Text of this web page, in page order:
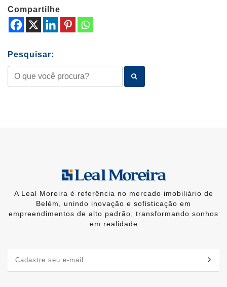
Compartilhe
Pesquisar:
A Leal Moreira é referência no mercado imobiliário de
Belém, unindo inovação e sofisticação em
empreendimentos de alto padrão, transformando sonhos
em realidade